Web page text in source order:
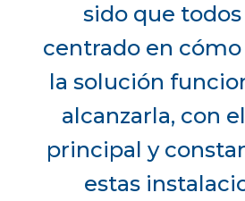
sido que todos
centrado en
la solución
alcanzarla, con
principal y
estas